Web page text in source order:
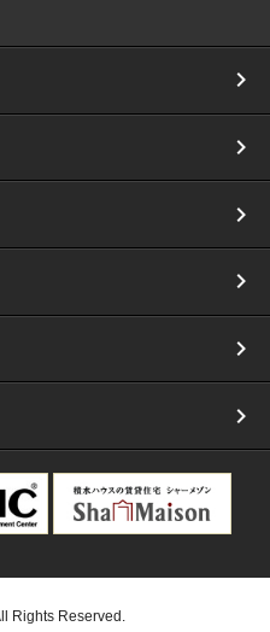
Rights Reserved.